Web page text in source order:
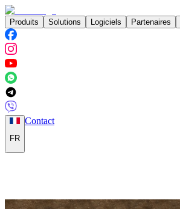
Produits Solutions Logiciels Partenaires
FR
Contact